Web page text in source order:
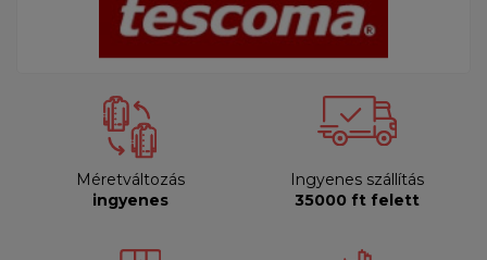
Méretváltozás
ingyenes
Ingyenes szállítás
35000 ft felett